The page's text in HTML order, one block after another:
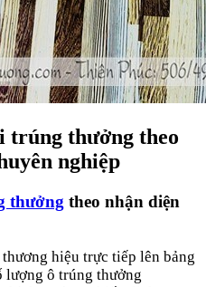
trúng thưởng theo
nghiệp
thưởng theo nhận diện
hiệu trực tiếp lên bảng
lượng ô trúng thưởng